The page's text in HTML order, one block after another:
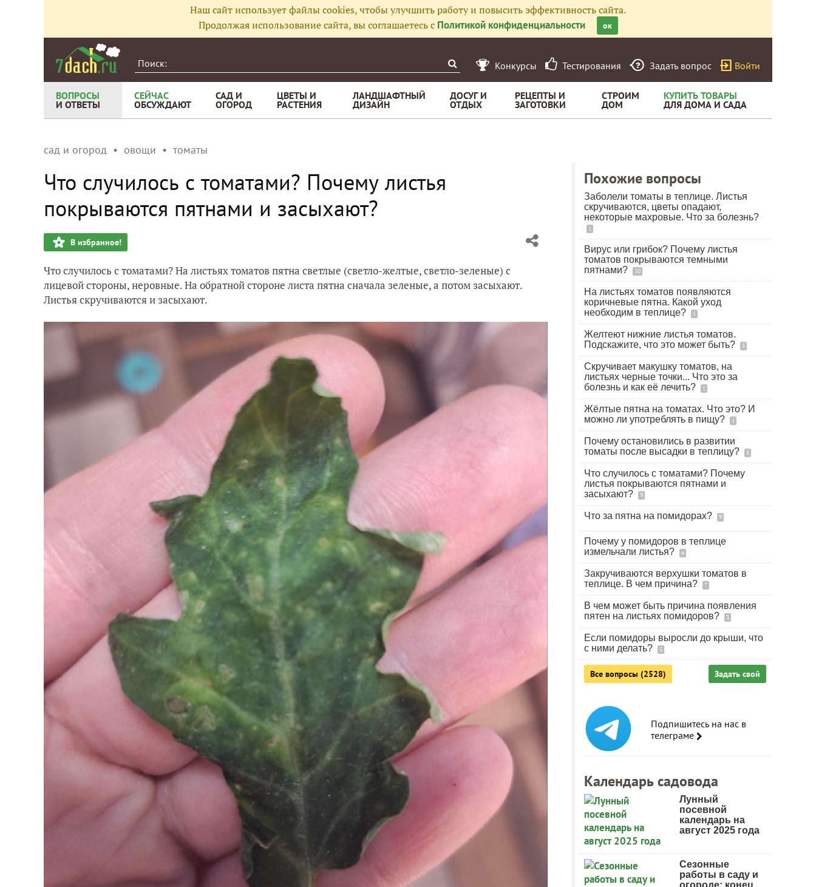
Наш сайт использует файлы cookies, чтобы улучшить работу и повысить эффективность сайта.
Продолжая использование сайта, вы соглашаетесь с Политикой конфиденциальности ок
Конкурсы Тестирования Задать вопрос Войти
ВОПРОСЫ
И ОТВЕТЫ
СЕЙЧАС
ОБСУЖДАЮТ
САД И
ОГОРОД
ЦВЕТЫ И
РАСТЕНИЯ
ЛАНДШАФТНЫЙ
ДИЗАЙН
ДОСУГ И
ОТДЫХ
РЕЦЕПТЫ И
ЗАГОТОВКИ
СТРОИМ
ДОМ
КУПИТЬ ТОВАРЫ
ДЛЯ ДОМА И САДА
сад и огород овощи томаты
Что случилось с томатами? Почему листья
покрываются пятнами и засыхают?
В избранное!
Что случилось с томатами? На листьях томатов пятна светлые (светло-желтые, светло-зеленые) с
лицевой стороны, неровные. На обратной стороне листа пятна сначала зеленые, а потом засыхают.
Листья скручиваются и засыхают.
Похожие вопросы
Заболели томаты в теплице. Листья
скручиваются, цветы опадают,
некоторые махровые. Что за болезнь?
1
Вирус или грибок? Почему листья
томатов покрываются темными
пятнами?
10
На листьях томатов появляются
коричневые пятна. Какой уход
необходим в теплице?
1
Желтеют нижние листья томатов.
Подскажите, что это может быть?
5
Скручивает макушку томатов, на
листьях черные точки... Что это за
болезнь и как её лечить?
1
Жёлтые пятна на томатах. Что это? И
можно ли употреблять в пищу?
1
Почему остановились в развитии
томаты после высадки в теплицу?
5
Что случилось с томатами? Почему
листья покрываются пятнами и
засыхают?
9
Что за пятна на помидорах? 9
Почему у помидоров в теплице
измельчали листья?
6
Закручиваются верхушки томатов в
теплице. В чем причина?
7
В чем может быть причина появления
пятен на листьях помидоров?
3
Если помидоры выросли до крыши, что
с ними делать?
5
Все вопросы (2528) Задать свой
Подпишитесь на нас в
телеграме
Календарь садовода
Лунный
посевной
календарь на
август 2025 года
Сезонные
работы в саду и
огороде: конец